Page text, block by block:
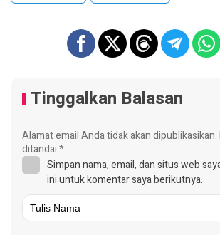
Tinggalkan Balasan
Alamat email Anda tidak akan dipublikasikan.
ditandai*
Simpan nama, email, dan situs web
ini untuk komentar saya berikutnya.